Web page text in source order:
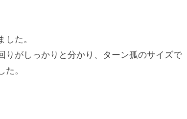
た。
がしっかりと分かり、ターン孤のサイズで
。